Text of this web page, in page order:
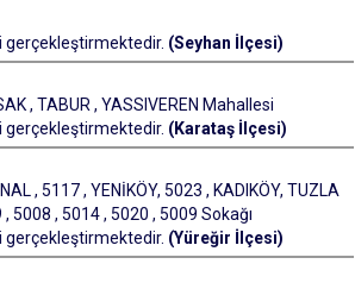
gerçekleştirmektedir. (Seyhan İlçesi)
, TABUR , YASSIVEREN Mahallesi
gerçekleştirmektedir. (Karataş İlçesi)
, 5117 , YENİKÖY, 5023 , KADIKÖY, TUZLA
5008 , 5014 , 5020 , 5009 Sokağı
gerçekleştirmektedir. (Yüreğir İlçesi)